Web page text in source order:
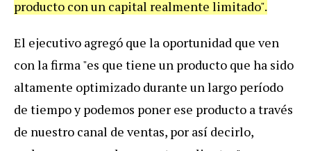
producto con un capital realmente limitado".
El ejecutivo agregó que la oportunidad que ven
con la firma "es que tiene un producto que ha sido
altamente optimizado durante un largo período
de tiempo y podemos poner ese producto a través
de nuestro canal de ventas, por así decirlo,